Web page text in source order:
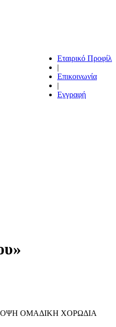
Εταιρικό Προφίλ
|
Επικοινωνία
|
Εγγραφή
ΟΜΑΔΙΚΗ ΧΟΡΩΔΙΑ